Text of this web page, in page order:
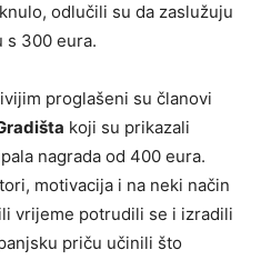
odlučili su da zaslužuju
s 300 eura.
proglašeni su članovi
koji su prikazali
nagrada od 400 eura.
motivacija i na neki način
vrijeme potrudili se i izradili
priču učinili što